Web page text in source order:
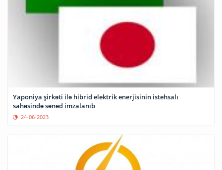
Yaponiya şirkəti ilə hibrid elektrik enerjisinin istehsalı
sahəsində sənəd imzalanıb
24-06-2023